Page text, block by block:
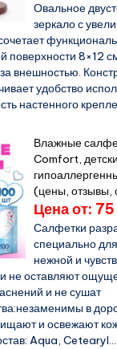
Овальное
зеркало с
поверхности 8×12
внешностью.
удобство
настенного
Влажные
Comfort,
(цены, отзывы,
Цена от:
Салфетки
специально
нежной и
не оставляют
и не сушат
в
и освежают
Aqua, Cetearyl...